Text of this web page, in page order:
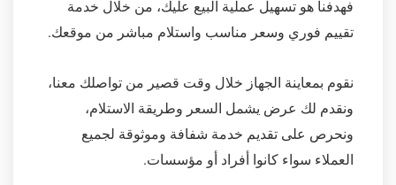
فهدفنا هو تسهيل عملية البيع عليك، من خلال خدمة
تقييم فوري وسعر مناسب واستلام مباشر من موقعك.
نقوم بمعاينة الجهاز خلال وقت قصير من تواصلك معنا،
ونقدم لك عرض يشمل السعر وطريقة الاستلام،
ونحرص على تقديم خدمة شفافة وموثوقة لجميع
العملاء سواء كانوا أفراد أو مؤسسات.